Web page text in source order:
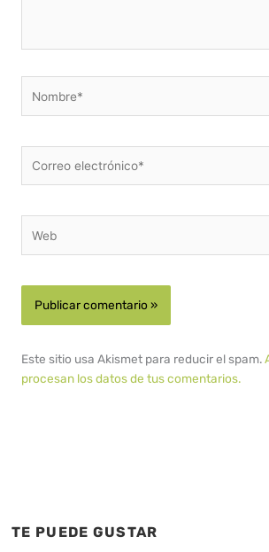
electrónico*
Este sitio usa Akismet para reducir el spam.
procesan los datos de tus comentarios.
TE PUEDE GUSTAR